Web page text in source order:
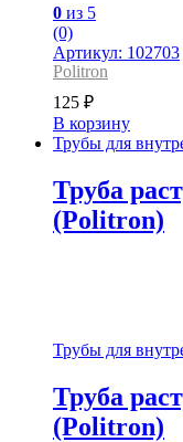
0 из 5
(0)
Артикул: 102703
Politron
125 ₽
В корзину
Трубы для
Труба
(Politron)
Трубы для
Труба
(Politron)